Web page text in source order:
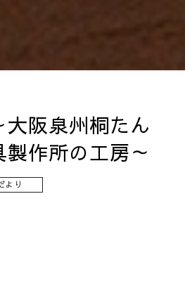
泉州桐たん
作所の工房～
より